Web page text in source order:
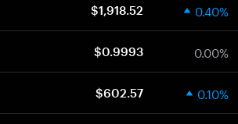
$1,918.52 0.40%
$0.9993 0.00%
$602.57 0.10%